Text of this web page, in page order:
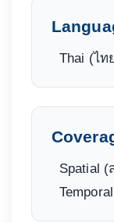
Thai (ไท
Spatial